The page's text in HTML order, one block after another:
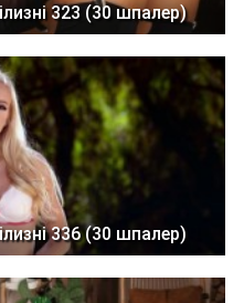
323 (30 шпалер)
336 (30 шпалер)